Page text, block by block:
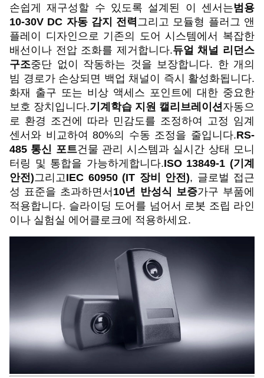
손쉽게 재구성할 수 있도록 설계된 이 센서는범용
10-30V DC 자동 감지 전력그리고 모듈형 플러그 앤
플레이 디자인으로 기존의 도어 시스템에서 복잡한
배선이나 전압 조화를 제거합니다.듀얼 채널 리던스
구조중단 없이 작동하는 것을 보장합니다. 한 개의
빔 경로가 손상되면 백업 채널이 즉시 활성화됩니다.
화재 출구 또는 비상 액세스 포인트에 대한 중요한
보호 장치입니다.기계학습 지원 캘리브레이션자동으
로 환경 조건에 따라 민감도를 조정하여 고정 임계
센서와 비교하여 80%의 수동 조정을 줄입니다.RS-
485 통신 포트건물 관리 시스템과 실시간 상태 모니
터링 및 통합을 가능하게합니다.ISO 13849-1 (기계
안전)그리고IEC 60950 (IT 장비 안전), 글로벌 접근
성 표준을 초과하면서 10년 반성식 보증가구 부품에
적용합니다. 슬라이딩 도어를 넘어서 로봇 조립 라인
이나 실험실 에어클로크에 적용하세요.